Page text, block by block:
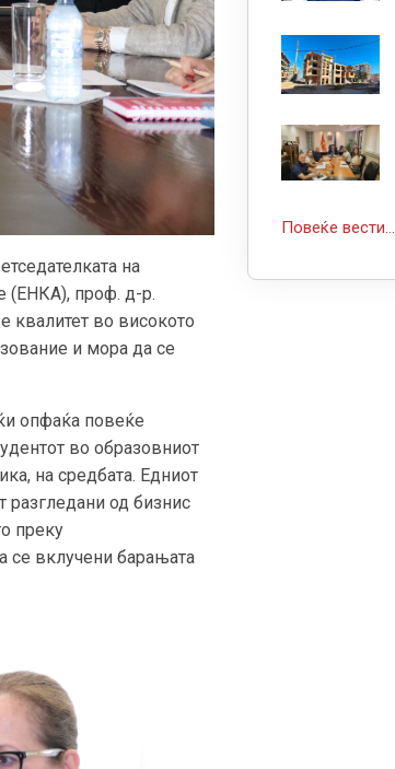
на
(ЕНКА), проф. д-р.
квалитет во високото
и мора да се
опфаќа повеќе
во образовниот
на средбата. Едниот
разгледани од бизнис
преку
се вклучени барањата
Повеќе вести...